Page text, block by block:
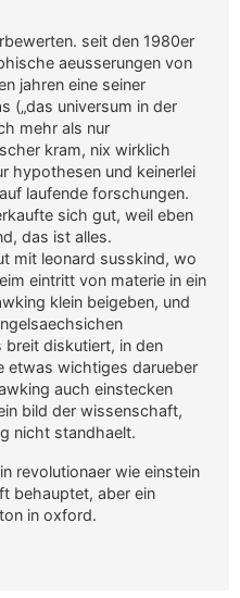
seit den 1980er
aeusserungen von
jahren eine seiner
(„das universum in der
mehr als nur
kram, nix wirklich
hypothesen und keinerlei
laufende forschungen.
sich gut, weil eben
das ist alles.
mit leonard susskind, wo
eintritt von materie in ein
klein beigeben, und
diskutiert, in den
etwas wichtiges darueber
auch einstecken
bild der wissenschaft,
nicht standhaelt.
revolutionaer wie einstein
behauptet, aber ein
in oxford.